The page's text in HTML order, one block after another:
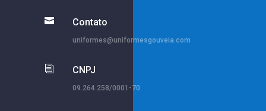
 Contato
uniformes@uniformesgouveia.com
i CNPJ
09.264.258/0001-70